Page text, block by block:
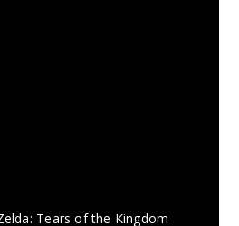
Tears of the Kingdom